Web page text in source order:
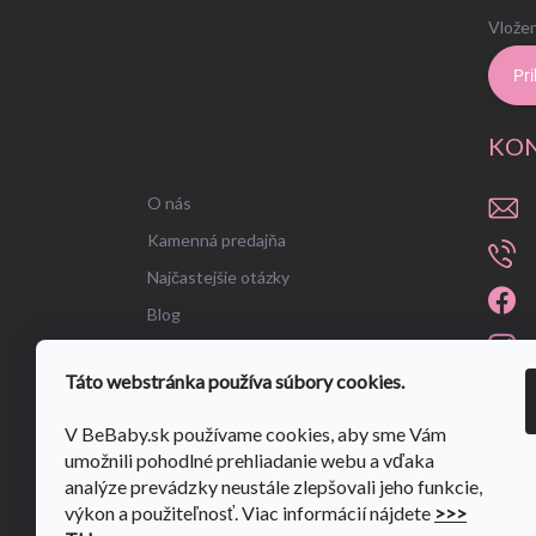
Táto webstránka používa súbory cookies.
V BeBaby.sk používame cookies, aby sme Vám
umožnili pohodlné prehliadanie webu a vďaka
analýze prevádzky neustále zlepšovali jeho funkcie,
výkon a použiteľnosť. Viac informácií nájdete >>>
O nás
Kamenná predajňa
Najčastejšie otázky
Blog